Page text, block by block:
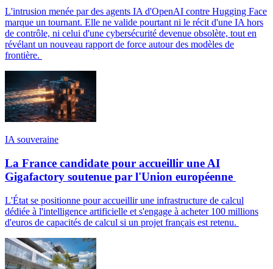
L'intrusion menée par des agents IA d'OpenAI contre Hugging Face
marque un tournant. Elle ne valide pourtant ni le récit d'une IA hors
de contrôle, ni celui d'une cybersécurité devenue obsolète, tout en
révélant un nouveau rapport de force autour des modèles de
frontière.
IA souveraine
La France candidate pour accueillir une AI
Gigafactory soutenue par l'Union européenne
L'État se positionne pour accueillir une infrastructure de calcul
dédiée à l'intelligence artificielle et s'engage à acheter 100 millions
d'euros de capacités de calcul si un projet français est retenu.